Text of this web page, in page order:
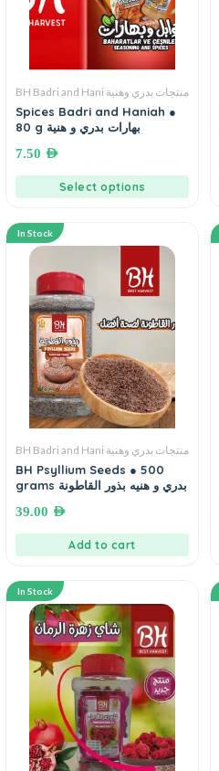
BH Badri and Hani منتجات بدري وهنية
Spices Badri and Haniah ●
80 g بهارات بدري و هنية
7.50 AED
Select options
In Stock
BH Badri and Hani منتجات بدري وهنية
BH Psyllium Seeds ● 500
grams بدري و هنيه بذور القاطونة
39.00 AED
Add to cart
In Stock